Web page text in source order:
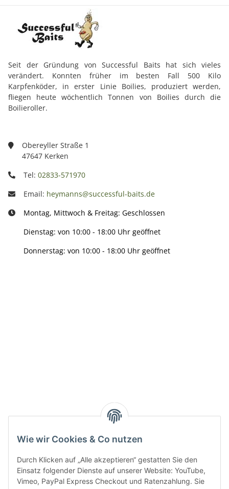
Wie wir Cookies & Co nutzen
Durch Klicken auf „Alle akzeptieren“ gestatten Sie den
Einsatz folgender Dienste auf unserer Website: YouTube,
Vimeo, PayPal Express Checkout und Ratenzahlung. Sie
Seit der Gründung von Successful Baits hat sich vieles
verändert. Konnten früher im besten Fall 500 Kilo
Karpfenköder, in erster Linie Boilies, produziert werden,
fliegen heute wöchentlich Tonnen von Boilies durch die
Boilieroller.
Obereyller Straße 1
47647 Kerken
Tel: 02833-571970
Email: heymanns@successful-baits.de
Montag, Mittwoch & Freitag: Geschlossen
Dienstag: von 10:00 - 18:00 Uhr geöffnet
Donnerstag: von 10:00 - 18:00 Uhr geöffnet